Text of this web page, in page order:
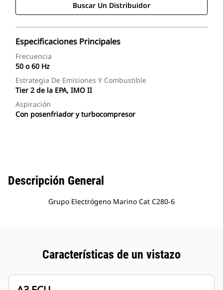
Buscar Un Distribuidor
Especificaciones Principales
Frecuencia
50 o 60 Hz
Estrategia De Emisiones Y Combustible
Tier 2 de la EPA, IMO II
Aspiración
Con posenfriador y turbocompresor
Descripción General
Grupo Electrógeno Marino Cat C280-6
Características de un vistazo